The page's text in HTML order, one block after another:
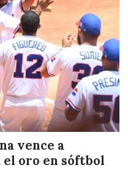
vence a
el oro en sóftbol